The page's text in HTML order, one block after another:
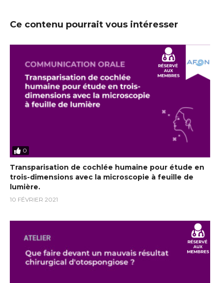
Ce contenu pourrait vous intéresser
0
Transparisation de cochlée humaine pour étude en
trois-dimensions avec la microscopie à feuille de
lumière.
10 FÉVRIER 2021